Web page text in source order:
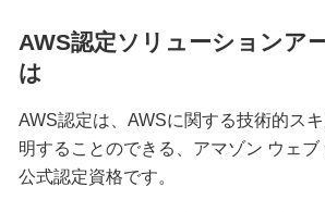
AWS認定ソリューションア
は
AWS認定は、AWSに関する技術的ス
明することのできる、アマゾン ウェブ
公式認定資格です。